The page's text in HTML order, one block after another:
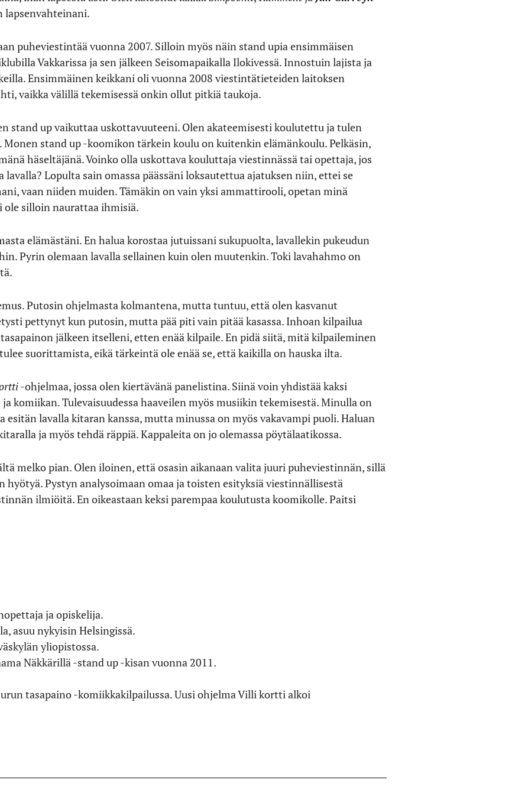
lapsenvahteinani.
puheviestintää vuonna 2007. Silloin myös näin stand upia ensimmäisen
Vakkarissa ja sen jälkeen Seisomapaikalla Ilokivessä. Innostuin lajista ja
Ensimmäinen keikkani oli vuonna 2008 viestintätieteiden laitoksen
vaikka välillä tekemisessä onkin ollut pitkiä taukoja.
stand up vaikuttaa uskottavuuteeni. Olen akateemisesti koulutettu ja tulen
stand up -koomikon tärkein koulu on kuitenkin elämänkoulu. Pelkäsin,
häseltäjänä. Voinko olla uskottava kouluttaja viestinnässä tai opettaja, jos
Lopulta sain omassa päässäni loksautettua ajatuksen niin, ettei se
vaan niiden muiden. Tämäkin on vain yksi ammattirooli, opetan minä
silloin naurattaa ihmisiä.
elämästäni. En halua korostaa jutuissani sukupuolta, lavallekin pukeudun
Pyrin olemaan lavalla sellainen kuin olen muutenkin. Toki lavahahmo on
Putosin ohjelmasta kolmantena, mutta tuntuu, että olen kasvanut
pettynyt kun putosin, mutta pää piti vain pitää kasassa. Inhoan kilpailua
jälkeen itselleni, etten enää kilpaile. En pidä siitä, mitä kilpaileminen
suorittamista, eikä tärkeintä ole enää se, että kaikilla on hauska ilta.
-ohjelmaa, jossa olen kiertävänä panelistina. Siinä voin yhdistää kaksi
komiikan. Tulevaisuudessa haaveilen myös musiikin tekemisestä. Minulla on
lavalla kitaran kanssa, mutta minussa on myös vakavampi puoli. Haluan
ja myös tehdä räppiä. Kappaleita on jo olemassa pöytälaatikossa.
melko pian. Olen iloinen, että osasin aikanaan valita juuri puheviestinnän, sillä
Pystyn analysoimaan omaa ja toisten esityksiä viestinnällisestä
ilmiöitä. En oikeastaan keksi parempaa koulutusta koomikolle. Paitsi
ja opiskelija.
asuu nykyisin Helsingissä.
yliopistossa.
Näkkärillä -stand up -kisan vuonna 2011.
tasapaino -komiikkakilpailussa. Uusi ohjelma Villi kortti alkoi